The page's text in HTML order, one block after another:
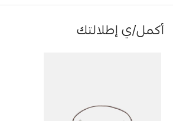
أكمل/ي إطلالتك